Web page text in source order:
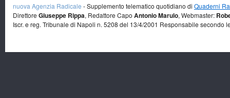
nuova Agenzia Radicale - Supplemento telematico quotidiano di Quaderni
Direttore Giuseppe Rippa, Redattore Capo Antonio Marulo, Webmaster:
Iscr. e reg. Tribunale di Napoli n. 5208 del 13/4/2001 Responsabile secondo